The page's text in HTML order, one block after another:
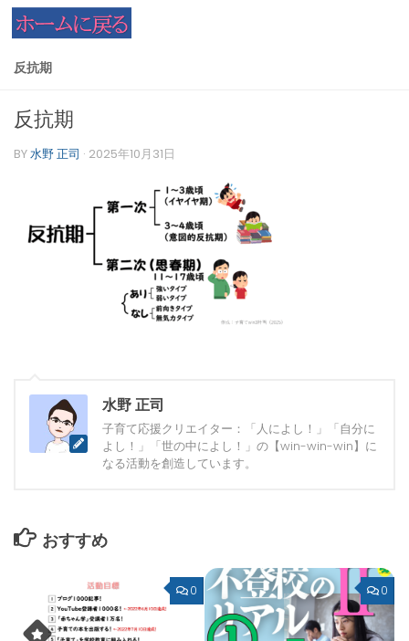
コンテンツへスキップ
反抗期
反抗期
BY水野 正司 · 2025年10月31日
水野 正司
子育て応援クリエイター：「人によし！」「自分に
よし！」「世の中によし！」の【win-win-win】に
なる活動を創造しています。
おすすめ
0 0